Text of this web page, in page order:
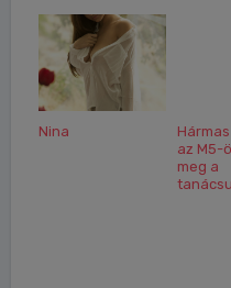
Nina
az M5-
meg a